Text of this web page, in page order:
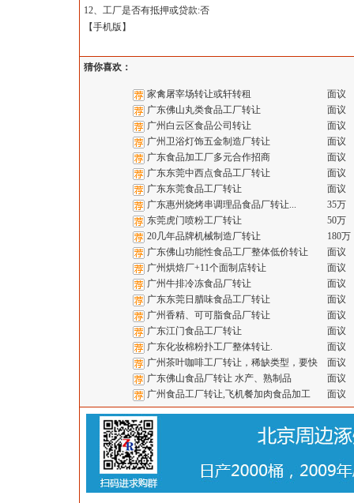
12、工厂是否有抵押或贷款:否
【手机版 】
猜你喜欢：
家禽屠宰场转让或轩转租
面议
广东佛山丸类食品工厂转让
面议
广州白云区食品公司转让
面议
广州卫浴灯饰五金制造厂转让
面议
广东食品加工厂多元合作招商
面议
广东东莞中西点食品工厂转让
面议
广东东莞食品工厂转让
面议
广东惠州烧烤串调理品食品厂转让...
35万
东莞虎门喷粉工厂转让
50万
20几年品牌机械制造厂转让
180万
广东佛山功能性食品工厂整体低价转让
面议
广州烘焙厂+11个面制店转让
面议
广州牛排冷冻食品厂转让
面议
广东东莞日腊味食品工厂转让
面议
广州香精、可可脂食品厂转让
面议
广东江门食品工厂转让
面议
广东化妆棉粉扑工厂整体转让.
面议
广州茶叶咖啡工厂转让，稀缺类型，要快
面议
广东佛山食品厂转让 水产、熟制品
面议
广州食品工厂转让,飞机餐加肉食品加工
面议